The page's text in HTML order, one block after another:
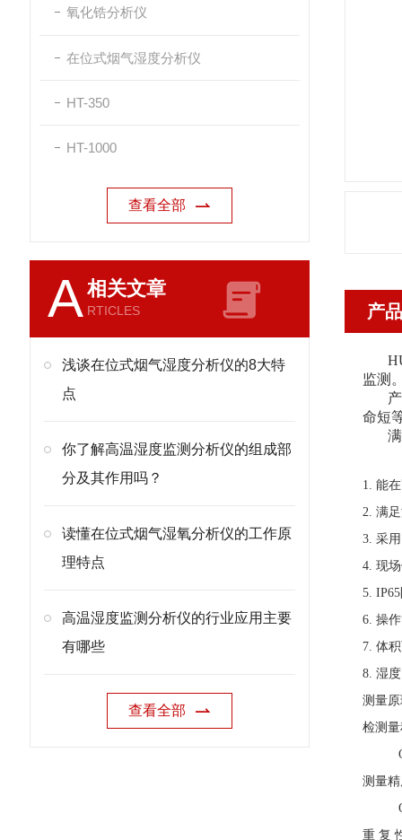
氧化锆分析仪
在位式烟气湿度分析仪
HT-350
HT-1000
查看全部
A相关文章
RTICLES
浅谈在位式烟气湿度分析仪的8大特
点
你了解高温湿度监测分析仪的组成部
分及其作用吗？
读懂在位式烟气湿氧分析仪的工作原
理特点
高温湿度监测分析仪的行业应用主要
有哪些
查看全部
产
监测
命短
1. 能
2. 满
3. 采
4. 现场
5.
6. 操
7. 体
8. 湿
测量
检测
O2
测量
O2
重 复